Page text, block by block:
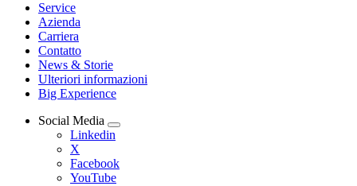
Service
Azienda
Carriera
Contatto
News & Storie
Ulteriori informazioni
Big Experience
Social Media
Linkedin
X
Facebook
YouTube